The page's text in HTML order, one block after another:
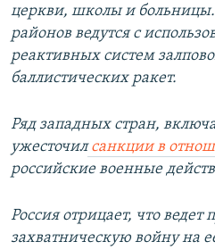
церкви, школы и
районов ведутся с
реактивных систем
баллистических ракет.
Ряд западных стран,
ужесточилсанкции в
российские военные
Россия отрицает, что
захватническую войну на